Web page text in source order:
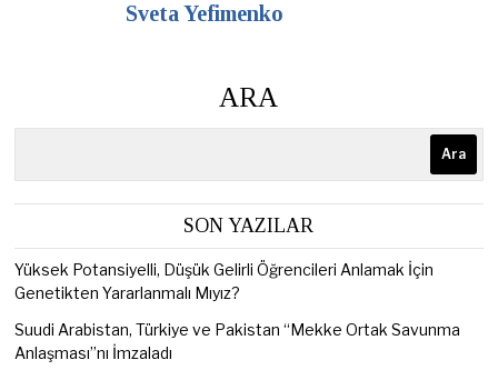
Sveta Yefimenko
ARA
Ara
SON YAZILAR
Yüksek Potansiyelli, Düşük Gelirli Öğrencileri Anlamak İçin
Genetikten Yararlanmalı Mıyız?
Suudi Arabistan, Türkiye ve Pakistan “Mekke Ortak Savunma
Anlaşması”nı İmzaladı